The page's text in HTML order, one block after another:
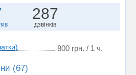
287
дзвінків
800 грн. / 1 ч.
(67)